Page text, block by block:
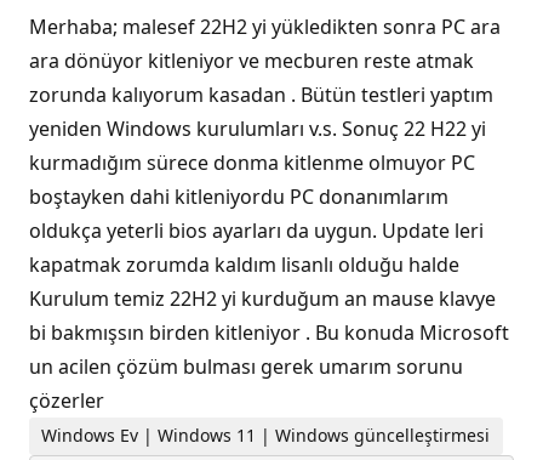
Merhaba; malesef 22H2 yi yükledikten sonra PC ara
ara dönüyor kitleniyor ve mecburen reste atmak
zorunda kalıyorum kasadan . Bütün testleri yaptım
yeniden Windows kurulumları v.s. Sonuç 22 H22 yi
kurmadığım sürece donma kitlenme olmuyor PC
boştayken dahi kitleniyordu PC donanımlarım
oldukça yeterli bios ayarları da uygun. Update leri
kapatmak zorumda kaldım lisanlı olduğu halde
Kurulum temiz 22H2 yi kurduğum an mause klavye
bi bakmışsın birden kitleniyor . Bu konuda Microsoft
un acilen çözüm bulması gerek umarım sorunu
çözerler
Windows Ev | Windows 11 | Windows güncelleştirmesi